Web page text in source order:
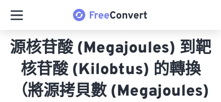
源核苷酸 (Megajoules) 到靶
核苷酸 (Kilobtus) 的轉換
（將源拷貝數 (Megajoules)